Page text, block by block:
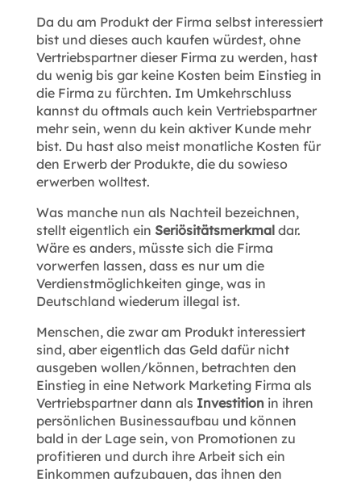
Da du am Produkt der Firma selbst interessiert
bist und dieses auch kaufen würdest, ohne
Vertriebspartner dieser Firma zu werden, hast
du wenig bis gar keine Kosten beim Einstieg in
die Firma zu fürchten. Im Umkehrschluss
kannst du oftmals auch kein Vertriebspartner
mehr sein, wenn du kein aktiver Kunde mehr
bist. Du hast also meist monatliche Kosten für
den Erwerb der Produkte, die du sowieso
erwerben wolltest.
Was manche nun als Nachteil bezeichnen,
stellt eigentlich ein Seriösitätsmerkmaldar.
Wäre es anders, müsste sich die Firma
vorwerfen lassen, dass es nur um die
Verdienstmöglichkeiten ginge, was in
Deutschland wiederum illegal ist.
Menschen, die zwar am Produkt interessiert
sind, aber eigentlich das Geld dafür nicht
ausgeben wollen/können, betrachten den
Einstieg in eine Network Marketing Firma als
Vertriebspartner dann als Investition in ihren
persönlichen Businessaufbau und können
bald in der Lage sein, von Promotionen zu
profitieren und durch ihre Arbeit sich ein
Einkommen aufzubauen, das ihnen den